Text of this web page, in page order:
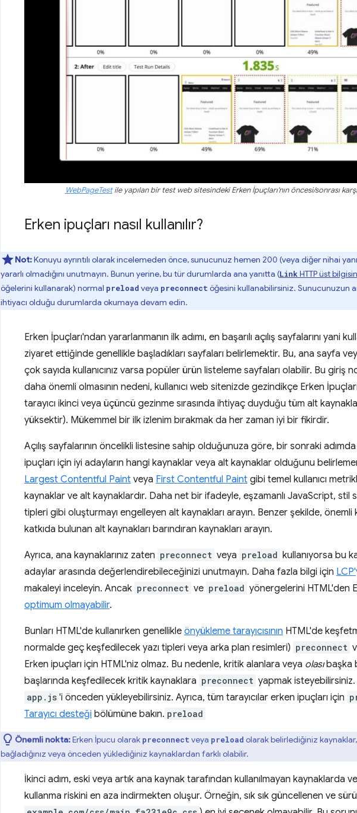
WebPageTestile yapılan bir test web sitesindeki Erken İpuçları'nın öncesi/sonrası
Erken ipuçları nasıl kullanılır?
Not:Konuyu ayrıntılı olarak incelemeden önce, sunucunuz hemen 200 (veya diğer nihai
yararlı olmadığını unutmayın. Bunun yerine, bu tür durumlarda ana yanıtta (Link HTTP üst
öğelerini kullanarak) normal preload veya preconnect öğesini kullanabilirsiniz. Sunucunuzun
ihtiyacı olduğu durumlarda okumaya devam edin.
Erken İpuçları'ndan yararlanmanın ilk adımı, en başarılı açılış sayfalarını yani
ziyaret ettiğinde genellikle başladıkları sayfaları belirlemektir. Bu, ana sayfa
çok sayıda kullanıcınız varsa popüler ürün listeleme sayfaları olabilir. Bu giriş
daha önemli olmasının nedeni, kullanıcı web sitenizde gezindikçe Erken
tarayıcı ikinci veya üçüncü gezinme sırasında ihtiyaç duyduğu tüm alt
yüksektir). Mükemmel bir ilk izlenim bırakmak da her zaman iyi bir fikirdir.
Açılış sayfalarının öncelikli listesine sahip olduğunuza göre, bir sonraki
ipuçları için iyi adayların hangi kaynaklar veya alt kaynaklar olduğunu
Largest Contentful Paint veya First Contentful Paint gibi temel kullanıcı
kaynaklar ve alt kaynaklardır. Daha net bir ifadeyle, eşzamanlı JavaScript, stil
tipleri gibi oluşturmayı engelleyen alt kaynakları arayın. Benzer şekilde, önemli
katkıda bulunan alt kaynakları barındıran kaynakları arayın.
Ayrıca, ana kaynaklarınız zaten preconnect veya preload kullanıyorsa bu
adaylar arasında değerlendirebileceğinizi unutmayın. Daha fazla bilgi için
makaleyi inceleyin. Ancak preconnect ve preload yönergelerini HTML'den
optimum olmayabilir.
Bunları HTML'de kullanırken genellikle önyükleme tarayıcısının HTML'de
normalde geç keşfedilecek yazı tipleri veya arka plan resimleri) preconnect
Erken ipuçları için HTML'niz olmaz. Bu nedenle, kritik alanlara veya olasıbaşka
başlarında keşfedilecek kritik kaynaklara preconnect yapmak
app.js 'i önceden yükleyebilirsiniz. Ayrıca, tüm tarayıcılar erken ipuçları için
Tarayıcı desteği bölümüne bakın. preload
Önemli nokta:Erken İpucu olarak preconnect veya preload olarak belirlediğiniz
bağladığınız veya önceden yüklediğiniz kaynaklardan farklı olabilir.
İkinci adım, eski veya artık ana kaynak tarafından kullanılmayan kaynaklarda
kullanma riskini en aza indirmekten oluşur. Örneğin, sık sık güncellenen ve